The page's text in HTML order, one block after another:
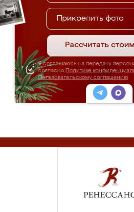
Прикрепить фото
Рассчитать
Я соглашаюсь на передачу
согласно Политике
Пользовательскому соглашению